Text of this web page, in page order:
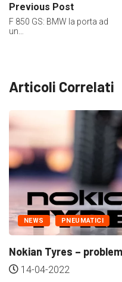
Previous Post
F 850 GS: BMW la porta ad
un…
Articoli Correlati
PNEUMATICI
Tyres – problemi per le
2022